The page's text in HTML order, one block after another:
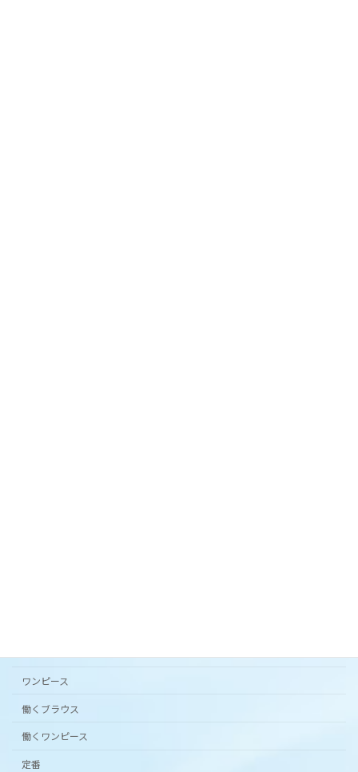
ワンピース
働くブラウス
働くワンピース
定番